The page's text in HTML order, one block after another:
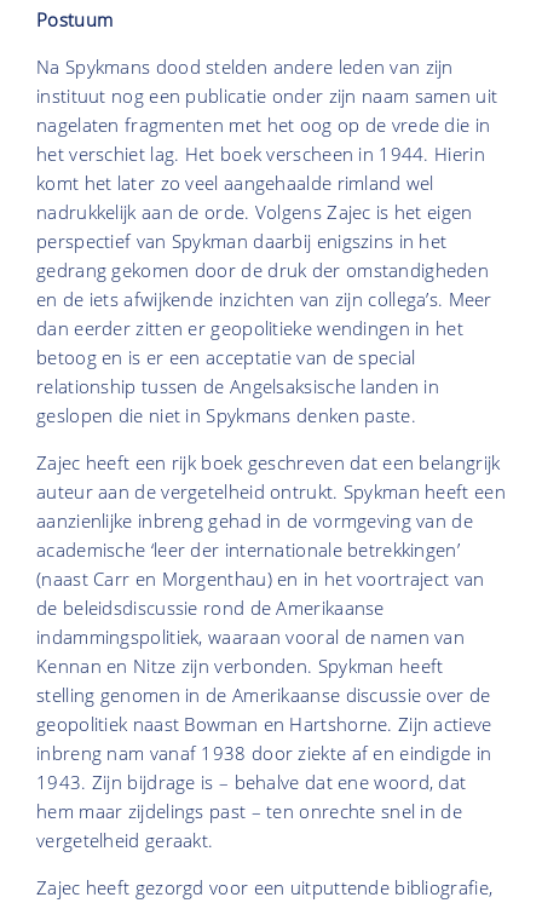
Postuum
Na Spykmans dood stelden andere leden van zijn
instituut nog een publicatie onder zijn naam samen uit
nagelaten fragmenten met het oog op de vrede die in
het verschiet lag. Het boek verscheen in 1944. Hierin
komt het later zo veel aangehaalde rimland wel
nadrukkelijk aan de orde. Volgens Zajec is het eigen
perspectief van Spykman daarbij enigszins in het
gedrang gekomen door de druk der omstandigheden
en de iets afwijkende inzichten van zijn collega’s. Meer
dan eerder zitten er geopolitieke wendingen in het
betoog en is er een acceptatie van de special
relationship tussen de Angelsaksische landen in
geslopen die niet in Spykmans denken paste.
Zajec heeft een rijk boek geschreven dat een belangrijk
auteur aan de vergetelheid ontrukt. Spykman heeft een
aanzienlijke inbreng gehad in de vormgeving van de
academische ‘leer der internationale betrekkingen’
(naast Carr en Morgenthau) en in het voortraject van
de beleidsdiscussie rond de Amerikaanse
indammingspolitiek, waaraan vooral de namen van
Kennan en Nitze zijn verbonden. Spykman heeft
stelling genomen in de Amerikaanse discussie over de
geopolitiek naast Bowman en Hartshorne. Zijn actieve
inbreng nam vanaf 1938 door ziekte af en eindigde in
1943. Zijn bijdrage is – behalve dat ene woord, dat
hem maar zijdelings past – ten onrechte snel in de
vergetelheid geraakt.
Zajec heeft gezorgd voor een uitputtende bibliografie,